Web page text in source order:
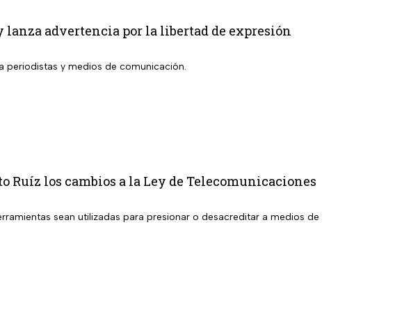
lanza advertencia por la libertad de expresión
periodistas y medios de comunicación.
Ruíz los cambios a la Ley de Telecomunicaciones
sean utilizadas para presionar o desacreditar a medios de